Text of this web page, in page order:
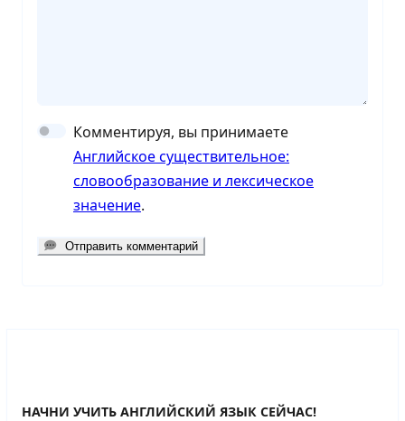
Комментируя, вы принимаете
Английское существительное:
словообразование и лексическое
значение.
Отправить комментарий
НАЧНИ УЧИТЬ АНГЛИЙСКИЙ ЯЗЫК СЕЙЧАС!